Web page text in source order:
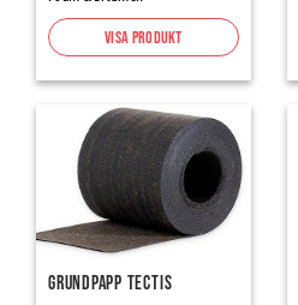
Expanderande Tejp
Tätning
Tejper
Tätningstejper för Ångspärr & Vindskydd
Alumininium- & Butyltejper
Fönster-/dörrtejp
Maskeringstejp
Visa produkt
Grundpapp Tectis